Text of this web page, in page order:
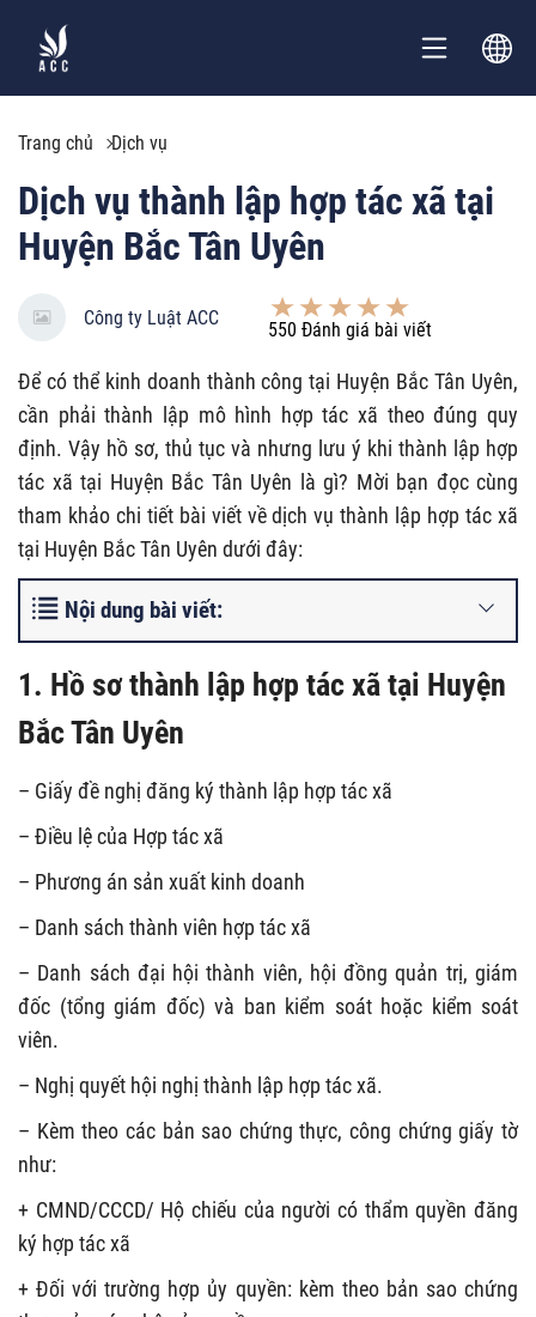
Trang chủ Dịch vụ
Dịch vụ thành lập hợp tác xã tại
Huyện Bắc Tân Uyên
Công ty Luật ACC
550 Đánh giá bài viết
Để có thể kinh doanh thành công tại Huyện Bắc Tân Uyên,
cần phải thành lập mô hình hợp tác xã theo đúng quy
định. Vậy hồ sơ, thủ tục và nhưng lưu ý khi thành lập hợp
tác xã tại Huyện Bắc Tân Uyên là gì? Mời bạn đọc cùng
tham khảo chi tiết bài viết về dịch vụ thành lập hợp tác xã
tại Huyện Bắc Tân Uyên dưới đây:
Nội dung bài viết:
1. Hồ sơ thành lập hợp tác xã tại Huyện
Bắc Tân Uyên
– Giấy đề nghị đăng ký thành lập hợp tác xã
– Điều lệ của Hợp tác xã
– Phương án sản xuất kinh doanh
– Danh sách thành viên hợp tác xã
– Danh sách đại hội thành viên, hội đồng quản trị, giám
đốc (tổng giám đốc) và ban kiểm soát hoặc kiểm soát
viên.
– Nghị quyết hội nghị thành lập hợp tác xã.
– Kèm theo các bản sao chứng thực, công chứng giấy tờ
như:
+ CMND/CCCD/ Hộ chiếu của người có thẩm quyền đăng
ký hợp tác xã
+ Đối với trường hợp ủy quyền: kèm theo bản sao chứng